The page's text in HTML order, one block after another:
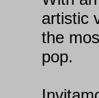
artistic
the
pop.